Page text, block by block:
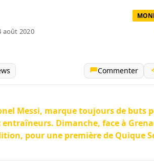
août 2020
Commenter
Messi, marque toujours de buts
Dimanche, face à
pour une première de Quique